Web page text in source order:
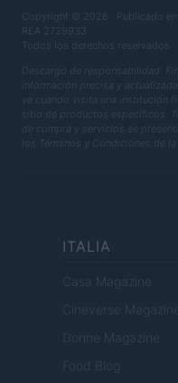
Copyright © 2026 · Publicado
REA 2729933
Todos los derechos reservados
Descargo de responsabilidad:
información precisa y
ve cuando visita una institución
sitio de productos específicos.
de compra y servicios se
los Términos y Condiciones de
ITALIA
Casa Magazine
Cineverse Magazine
Donne Magazine
Food Blog